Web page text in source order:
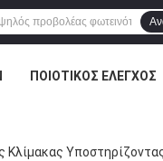
ΠΟΙΟΤΙΚΌΣ ΈΛΕΓΧΟΣ